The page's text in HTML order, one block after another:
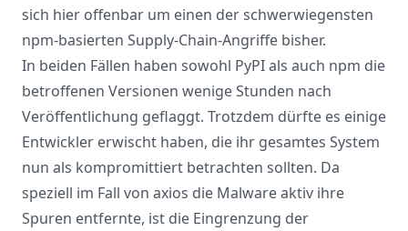
sich hier offenbar um einen der schwerwiegensten
npm-basierten Supply-Chain-Angriffe bisher.
In beiden Fällen haben sowohl PyPI als auch npm die
betroffenen Versionen wenige Stunden nach
Veröffentlichung geflaggt. Trotzdem dürfte es einige
Entwickler erwischt haben, die ihr gesamtes System
nun als kompromittiert betrachten sollten. Da
speziell im Fall von axios die Malware aktiv ihre
Spuren entfernte, ist die Eingrenzung der